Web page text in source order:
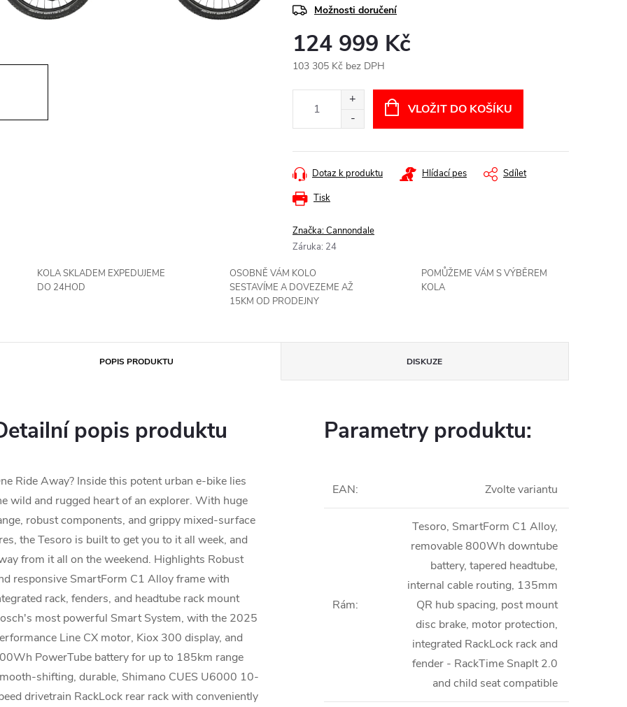
Možnosti doručení
124 999 Kč
103 305 Kč bez DPH
VLOŽIT DO KOŠÍKU
Tisk
Dotaz k produktu Hlídací pes Sdílet
Značka:Cannondale
Záruka: 24
KOLA SKLADEM EXPEDUJEME
DO 24HOD
OSOBNĚ VÁM KOLO
SESTAVÍME A DOVEZEME AŽ
15KM OD PRODEJNY
POMŮŽEME VÁM S VÝBĚREM
KOLA
POPIS PRODUKTU DISKUZE
popis produktu
Ride Away? Inside this potent urban e-bike lies
wild and rugged heart of an explorer. With huge
robust components, and grippy mixed-surface
the Tesoro is built to get you to it all week, and
from it all on the weekend. Highlights Robust
responsive SmartForm C1 Alloy frame with
rack, fenders, and headtube rack mount
most powerful Smart System, with the 2025
Line CX motor, Kiox 300 display, and
PowerTube battery for up to 185km range
shifting, durable, Shimano CUES U6000 10-
drivetrain RackLock rear rack with conveniently
Parametry produktu:
EAN: Zvolte variantu
Rám:
Tesoro, SmartForm C1 Alloy,
removable 800Wh downtube
battery, tapered headtube,
internal cable routing, 135mm
QR hub spacing, post mount
disc brake, motor protection,
integrated RackLock rack and
fender - RackTime SnapIt 2.0
and child seat compatible